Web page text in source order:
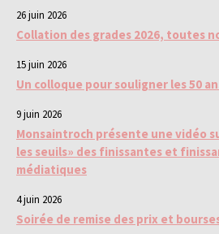
26 juin 2026
Collation des grades 2026, toutes
15 juin 2026
Un colloque pour souligner les 50
9 juin 2026
Monsaintroch présente une vidéo
les seuils» des finissantes et
médiatiques
4 juin 2026
Soirée de remise des prix et bourses